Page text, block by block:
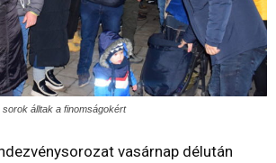
álltak a finomságokért
vasárnap délután